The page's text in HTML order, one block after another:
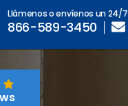
Llámenos o envíenos un 24/7
866-589-3450